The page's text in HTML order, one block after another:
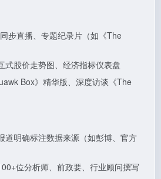
同步直播、专题纪录片（如《The
式股价走势图、经济指标仪表盘
Box》精华版、深度访谈《The
道明确标注数据来源（如彭博、官方
位分析师、前政要、行业顾问撰写